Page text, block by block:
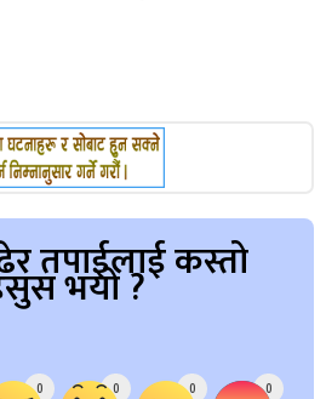
तपाईलाई कस्तो
भयो ?
0 0 0 0